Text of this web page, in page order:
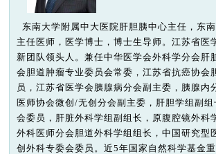
东南大学附属中大医院肝胆胰中心主任，东
主任医师，医学博士，博士生导师。江苏省医
新团队领头人。兼任中华医学会外科学分会肝
会胆道肿瘤专业委员会常委，江苏省抗癌协会
员，江苏省医学会胰腺病分会副主委，胰腺内
医师协会微创/无创分会副主委，肝胆学组副
会委员，肝脏外科学组副组长，原腹腔镜外科
外科医师分会胆道外科学组组长，中国研究型
创外科专委会委员。近5年国家自然科学基金